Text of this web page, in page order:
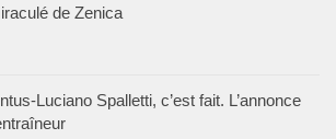
de Zenica
Luciano Spalletti, c’est fait. L’annonce